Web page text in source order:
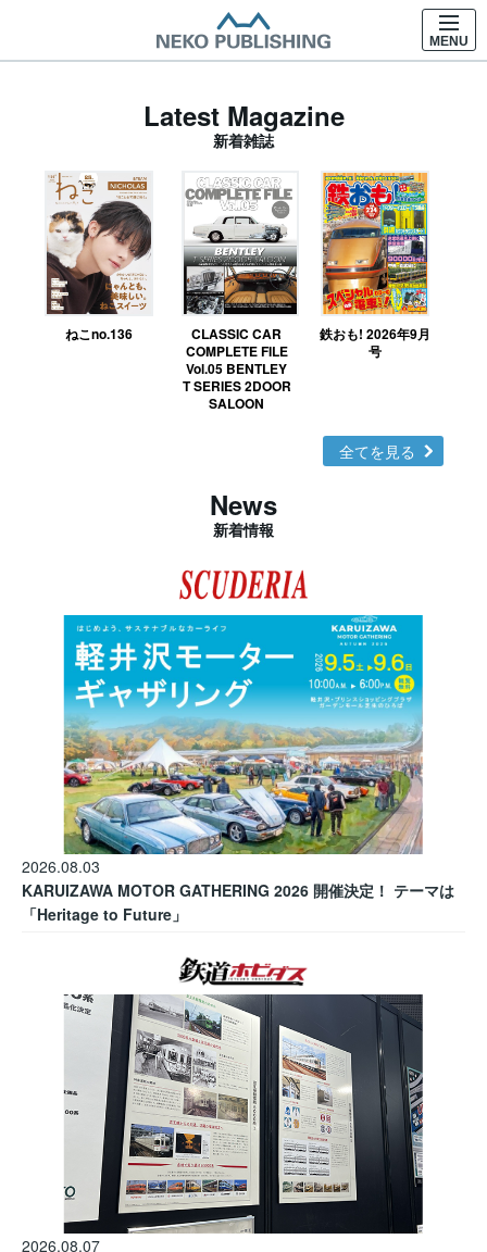
MENU
Latest Magazine
新着雑誌
ねこno.136
CLASSIC CAR
COMPLETE FILE
Vol.05 BENTLEY
T SERIES 2DOOR
SALOON
鉄おも! 2026年9月
号
全てを見る
News
新着情報
2026.08.03
KARUIZAWA MOTOR GATHERING 2026 開催決定！ テーマは
「Heritage to Future」
2026.08.07